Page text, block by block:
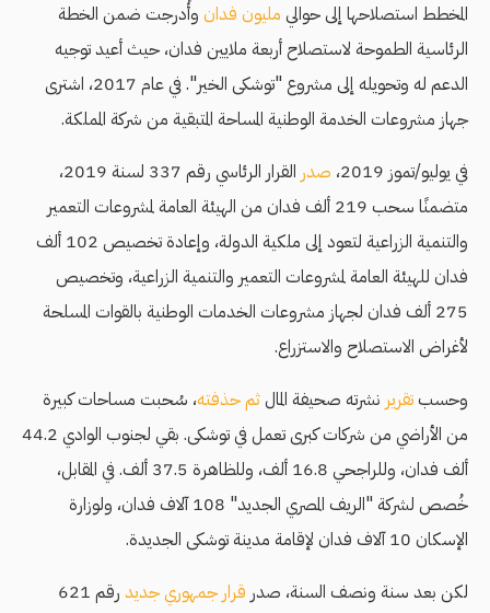
المخطط استصلاحها إلى حوالي مليون فدان وأُدرجت ضمن الخطة
الرئاسية الطموحة لاستصلاح أربعة ملايين فدان، حيث أعيد توجيه
الدعم له وتحويله إلى مشروع "توشكى الخير". في عام 2017، اشترى
جهاز مشروعات الخدمة الوطنية المساحة المتبقية من شركة المملكة.
في يوليو/تموز 2019،
صدر
القرار الرئاسي رقم 337 لسنة 2019،
متضمنًا سحب 219 ألف فدان من الهيئة العامة لمشروعات التعمير
والتنمية الزراعية لتعود إلى ملكية الدولة، وإعادة تخصيص 102 ألف
فدان للهيئة العامة لمشروعات التعمير والتنمية الزراعية، وتخصيص
275 ألف فدان لجهاز مشروعات الخدمات الوطنية بالقوات المسلحة
لأغراض الاستصلاح والاستزراع.
وحسبتقرير نشرته صحيفة المالثم حذفته، سُحبت مساحات كبيرة
من الأراضي من شركات كبرى تعمل في توشكى. بقي لجنوب الوادي 44.2
ألف فدان، وللراجحي 16.8 ألف، وللظاهرة 37.5 ألف. في المقابل،
خُصص لشركة "الريف المصري الجديد" 108 آلاف فدان، ولوزارة
الإسكان 10 آلاف فدان لإقامة مدينة توشكى الجديدة.
لكن بعد سنة ونصف السنة، صدر قرار جمهوري جديد
رقم 621